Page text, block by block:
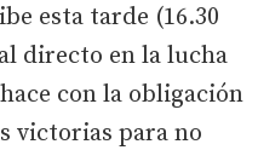
esta tarde (16.30
directo en la lucha
con la obligación
victorias para no